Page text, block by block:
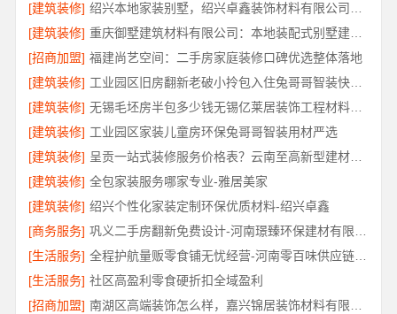
[建筑装修]
[建筑装修]
重庆御墅建筑材料有限公司：本地装配式别墅建造零增项
[招商加盟] 福建尚艺空间：二手房家庭装修口碑优选整体落地
[建筑装修]
工业园区旧房翻新老破小拎包入住兔哥哥智装快速交付
[建筑装修]
无锡毛坯房半包多少钱无锡亿莱居装饰工程材料有限公司
[建筑装修] 工业园区家装儿童房环保兔哥哥智装用材严选
[建筑装修]
呈贡一站式装修服务价格表？云南至高新型建材有限公司闭口合同无增项
[建筑装修] 全包家装服务哪家专业-雅居美家
[建筑装修] 绍兴个性化家装定制环保优质材料-绍兴卓鑫
[商务服务]
[生活服务]
全程护航量贩零食铺无忧经营-河南零百味供应链有限公司
[生活服务] 社区高盈利零食硬折扣全域盈利
[招商加盟]